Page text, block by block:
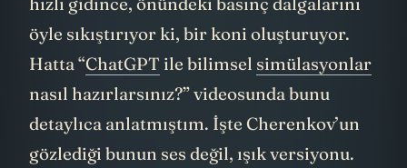
hızlı gidince, önündeki basınç dalgalarını
öyle sıkıştırıyor ki, bir koni oluşturuyor.
Hatta “ChatGPTile bilimselsimülasyonlar
nasıl hazırlarsınız?” videosunda bunu
detaylıca anlatmıştım. İşte Cherenkov’un